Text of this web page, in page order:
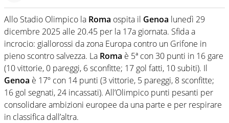
appassionato su tutto il mondo dello sport. Calcio,
calciomercato, F1, Motomondiale ma anche tennis,
volley, basket: su Virgilio Sport i tifosi e gli appassionati
sanno che troveranno sempre copertura completa e
zero faziosità. La squadra di Virgilio Sport è formata da
giornalisti ed esperti di sport abili sia nel gioco di
rimessa quando intercettano le notizie e le rilanciano
verso la rete, sia nella costruzione dal basso quando
creano contenuti 100% originali ed esclusivi.
Allo Stadio Olimpico la Roma ospita il Genoa lunedì 29
dicembre 2025 alle 20.45 per la 17a giornata. Sfida a
incrocio: giallorossi da zona Europa contro un Grifone in
pieno scontro salvezza. La Roma è 5ª con 30 punti in 16 gare
(10 vittorie, 0 pareggi, 6 sconfitte; 17 gol fatti, 10 subiti). Il
Genoa è 17º con 14 punti (3 vittorie, 5 pareggi, 8 sconfitte;
16 gol segnati, 24 incassati). All’Olimpico punti pesanti per
consolidare ambizioni europee da una parte e per respirare
in classifica dall’altra.